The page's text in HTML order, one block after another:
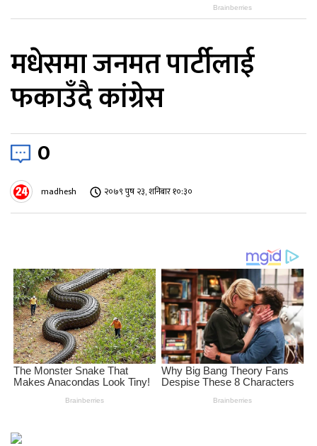
मधेसमा जनमत पार्टीलाई
फकाउँदै कांग्रेस
0
madhesh २०७९ पुष २३, शनिबार १०:३०